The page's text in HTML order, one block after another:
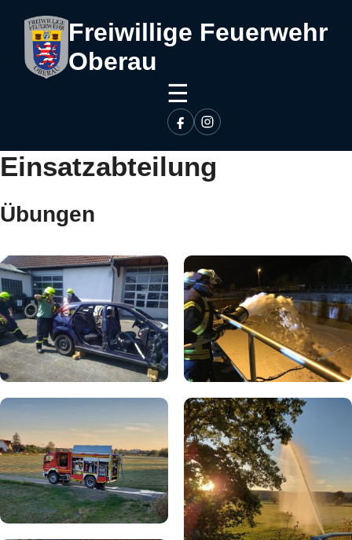
Freiwillige Feuerwehr
Oberau
☰
Einsatzabteilung
Übungen